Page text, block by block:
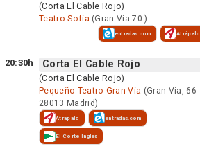
(Corta El Cable Rojo)
Teatro Sofía (Gran Vía 70 )
entradas.com Atrápalo
20:30h Corta El Cable Rojo
(Corta El Cable Rojo)
Pequeño Teatro Gran Vía (Gran Vía, 66
28013 Madrid)
Atrápalo entradas.com
El Corte Inglés